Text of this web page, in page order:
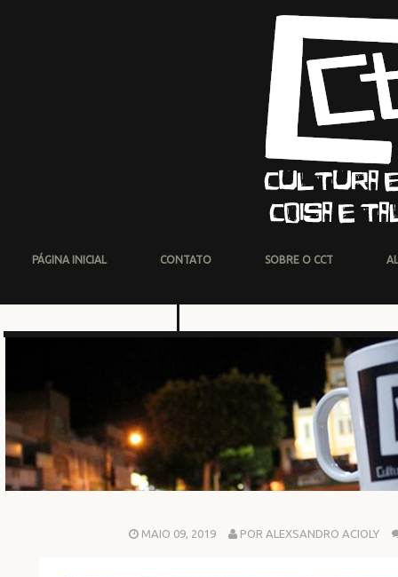
PÁGINA INICIAL CONTATO SOBRE O CCT
MAIO 09, 2019 POR ALEXSANDRO ACIOLY